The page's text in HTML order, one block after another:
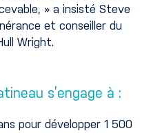
» a insisté Steve
et conseiller du
Wright.
s’engage à :
pour développer 1 500